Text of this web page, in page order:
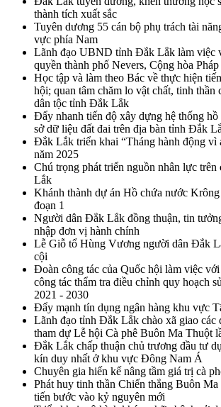
thành tích xuất sắc
Tuyên dương 55 cán bộ phụ trách tài
vực phía Nam
Lãnh đạo UBND tỉnh Đắk Lắk làm việc
quyền thành phố Nevers, Cộng hòa Pháp
Học tập và làm theo Bác về thực hiện
hội; quan tâm chăm lo vật chất, tinh thần
dân tộc tỉnh Đắk Lắk
Đẩy nhanh tiến độ xây dựng hệ thống hồ
sở dữ liệu đất đai trên địa bàn tỉnh Đắk
Đắk Lắk triển khai “Tháng hành động vì
năm 2025
Chú trọng phát triển nguồn nhân lực
Lắk
Khánh thành dự án Hồ chứa nước
đoạn 1
Người dân Đắk Lắk đồng thuận, tin
nhập đơn vị hành chính
Lễ Giỗ tổ Hùng Vương người dân Đắk
cội
Đoàn công tác của Quốc hội làm việc
công tác thẩm tra điều chỉnh quy hoạch
2021 - 2030
Đẩy mạnh tín dụng ngân hàng khu vực
Lãnh đạo tỉnh Đắk Lắk chào xã giao các
tham dự Lễ hội Cà phê Buôn Ma Thuột
Đắk Lắk chấp thuận chủ trương đầu tư
kín duy nhất ở khu vực Đông Nam Á
Chuyên gia hiến kế nâng tầm giá trị cà
Phát huy tinh thần Chiến thắng Buôn
tiến bước vào kỷ nguyên mới